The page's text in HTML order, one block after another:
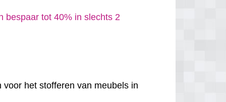
bespaar tot 40% in slechts 2
het stofferen van meubels in